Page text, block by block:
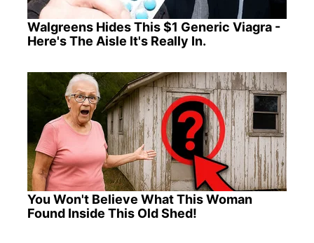
Walgreens Hides This $1 Generic Viagra -
Here's The Aisle It's Really In.
You Won't Believe What This Woman
Found Inside This Old Shed!